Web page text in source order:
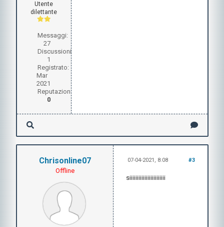
Utente
dilettante
Messaggi:
27
Discussioni:
1
Registrato:
Mar
2021
Reputazione:
0
Chrisonline07
Offline
#3
07-04-2021, 8:08
siiiiiiiiiiiiiiiiiiiiiiii